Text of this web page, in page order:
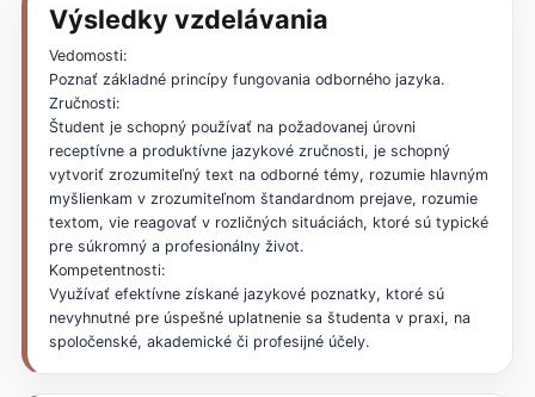
Výsledky vzdelávania
Vedomosti:
Poznať základné princípy fungovania odborného jazyka.
Zručnosti:
Študent je schopný používať na požadovanej úrovni
receptívne a produktívne jazykové zručnosti, je schopný
vytvoriť zrozumiteľný text na odborné témy, rozumie hlavným
myšlienkam v zrozumiteľnom štandardnom prejave, rozumie
textom, vie reagovať v rozličných situáciách, ktoré sú typické
pre súkromný a profesionálny život.
Kompetentnosti:
Využívať efektívne získané jazykové poznatky, ktoré sú
nevyhnutné pre úspešné uplatnenie sa študenta v praxi, na
spoločenské, akademické či profesijné účely.